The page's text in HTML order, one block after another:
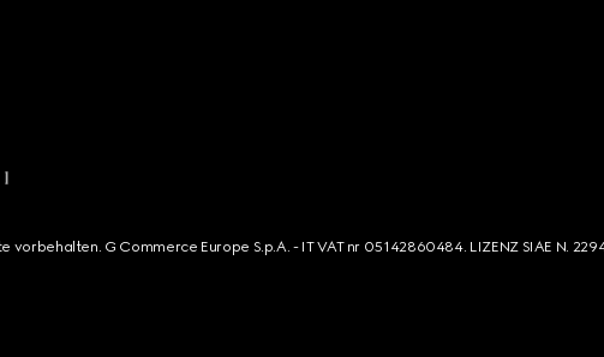
vorbehalten. G Commerce Europe S.p.A. - IT VAT nr 05142860484. LIZENZ SIAE N.